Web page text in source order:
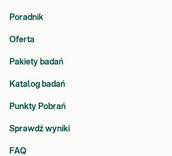
Poradnik
Oferta
Pakiety badań
Katalog badań
Punkty Pobrań
Sprawdź wyniki
FAQ